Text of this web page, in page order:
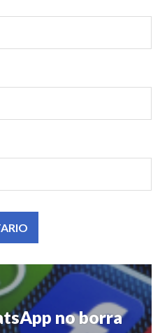
no borra